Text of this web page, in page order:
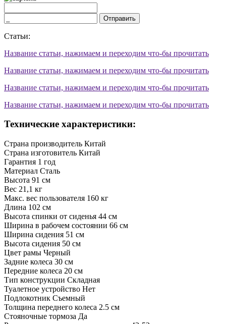
Отправить
Статьи:
Название статьи, нажимаем и переходим что-бы прочитать
Название статьи, нажимаем и переходим что-бы прочитать
Название статьи, нажимаем и переходим что-бы прочитать
Название статьи, нажимаем и переходим что-бы прочитать
Технические характеристики:
Страна производитель Китай
Страна изготовитель Китай
Гарантия 1 год
Материал Сталь
Высота 91 см
Вес 21,1 кг
Макс. вес пользователя 160 кг
Длина 102 см
Высота спинки от сиденья 44 см
Ширина в рабочем состоянии 66 см
Ширина сидения 51 см
Высота сидения 50 см
Цвет рамы Черный
Задние колеса 30 см
Передние колеса 20 см
Тип конструкции Складная
Туалетное устройство Нет
Подлокотник Съемный
Толщина переднего колеса 2.5 см
Стояночные тормоза Да